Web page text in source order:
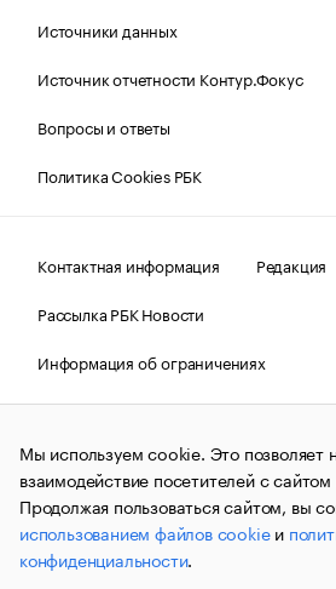
Источники данных
Источник отчетности Контур.Фокус
Вопросы и ответы
Политика Cookies РБК
Контактная информация
Редакция
Рассылка РБК Новости
Информация об ограничениях
Правовая информация
О
© АО «РОСБИЗНЕСКОНСАЛТИНГ»,
и материалы информационного
(зарегистрировано Федеральной
связи, информационных технологий и
коммуникаций (Роскомнадзор)
№ФС77-63848) сопровождаются
публикации могут содержать
Мы используем cookie. Это позволяет
взаимодействие посетителей с
Продолжая пользоваться сайтом, вы
использованием файлов cookieи
конфиденциальности.